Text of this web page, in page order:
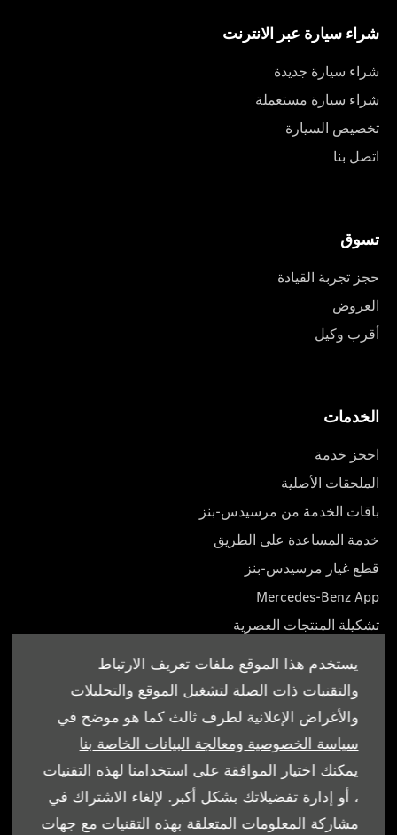
يستخدم هذا الموقع ملفات تعريف الارتباط
والتقنيات ذات الصلة لتشغيل الموقع والتحليلات
والأغراض الإعلانية لطرف ثالث كما هو موضح في
سياسة الخصوصية ومعالجة البيانات الخاصة بنا
يمكنك اختيار الموافقة على استخدامنا لهذه التقنيات
، أو إدارة تفضيلاتك بشكل أكبر. لإلغاء الاشتراك في
مشاركة المعلومات المتعلقة بهذه التقنيات مع جهات
شراء سيارة عبر الانترنت
شراء سيارة جديدة
شراء سيارة مستعملة
تخصيص السيارة
اتصل بنا
تسوق
حجز تجربة القيادة
العروض
أقرب وكيل
الخدمات
احجز خدمة
الملحقات الأصلية
باقات الخدمة من مرسيدس-بنز
خدمة المساعدة على الطريق
قطع غيار مرسيدس-بنز
Mercedes-Benz App
تشكيلة المنتجات العصرية
© شركة الإمارات للسيارات 2026. كل الحقوق محفوظة
الشروط والأحكام